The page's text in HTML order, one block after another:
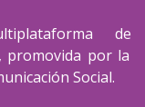
de
promovida por la
Social.